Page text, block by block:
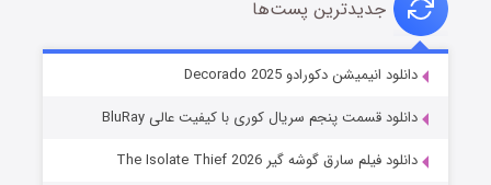
خاندان اژدها فصل ۳
جدیدترین پست‌ها
دانلود انیمیشن دکورادو Decorado 2025
دانلود قسمت پنجم سریال کوری با کیفیت عالی BluRay
دانلود فیلم سارق گوشه گیر The Isolate Thief 2026